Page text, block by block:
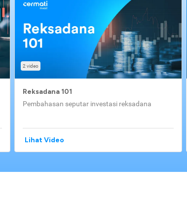
2 video
Reksadana 101
Pembahasan seputar investasi reksadana
Lihat Video